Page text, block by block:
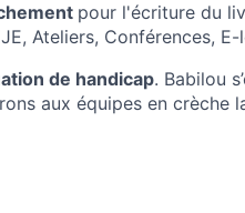
pour l'écriture du
Ateliers, Conférences,
de handicap. Babilou
aux équipes en crèche